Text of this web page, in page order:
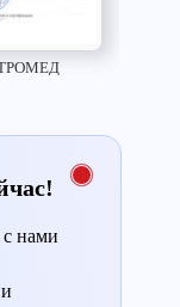
с нами